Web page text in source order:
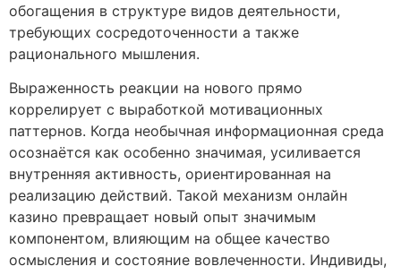
обогащения в структуре видов деятельности,
требующих сосредоточенности а также
рационального мышления.
Выраженность реакции на нового прямо
коррелирует с выработкой мотивационных
паттернов. Когда необычная информационная среда
осознаётся как особенно значимая, усиливается
внутренняя активность, ориентированная на
реализацию действий. Такой механизм онлайн
казино превращает новый опыт значимым
компонентом, влияющим на общее качество
осмысления и состояние вовлеченности. Индивиды,